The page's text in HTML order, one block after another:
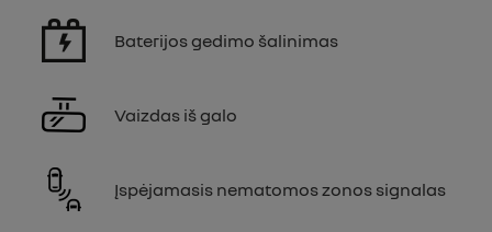
Baterijos gedimo šalinimas
Vaizdas iš galo
Įspėjamasis nematomos zonos signalas